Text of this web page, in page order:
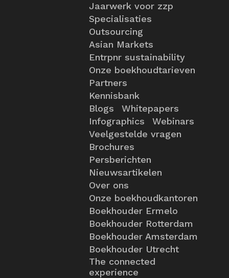
Jaarwerk voor zzp
Specialisaties
Outsourcing
Asian Markets
Entrpnr sustainability
Onze boekhoudtarieven
Partners
Kennisbank
Blogs
Whitepapers
Infographics
Webinars
Veelgestelde vragen
Brochures
Persberichten
Nieuwsartikelen
Over ons
Onze boekhoudkantoren
Boekhouder Ermelo
Boekhouder Rotterdam
Boekhouder Amsterdam
Boekhouder Utrecht
The connected
experience